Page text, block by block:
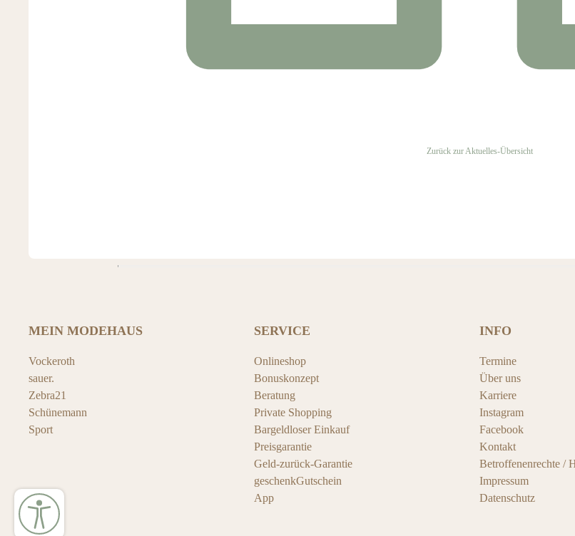
Zurück zur Aktuelles-Übersicht
MEIN MODEHAUS
Vockeroth
sauer.
Zebra21
Schünemann
Sport
SERVICE
Onlineshop
Bonuskonzept
Beratung
Private Shopping
Bargeldloser Einkauf
Preisgarantie
Geld-zurück-Garantie
geschenkGutschein
App
INFO
Termine
Über uns
Karriere
Instagram
Facebook
Kontakt
Betroffenenrechte /
Impressum
Datenschutz